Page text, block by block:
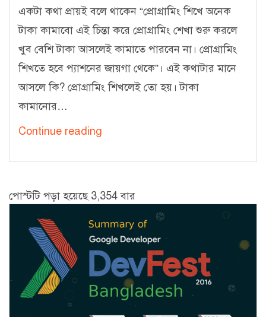
একটা কথা প্রায়ই বলে থাকেন “প্রোগ্রামিং শিখে অনেক
টাকা কামাবো এই চিন্তা করে প্রোগ্রামিং শেখা শুরু করলে
খুব বেশি টাকা আসলেই কামাতে পারবেন না। প্রোগ্রামিং
শিখতে হবে প্যাশনের জায়গা থেকে”। এই কথাটার মানে
আসলে কি? প্রোগ্রামিং শিখলেই তো হয়। টাকা
কামানোর…
Continue reading
–
অর্থোপার্জন
পোস্টটি পড়া হয়েছে 3,354 বার